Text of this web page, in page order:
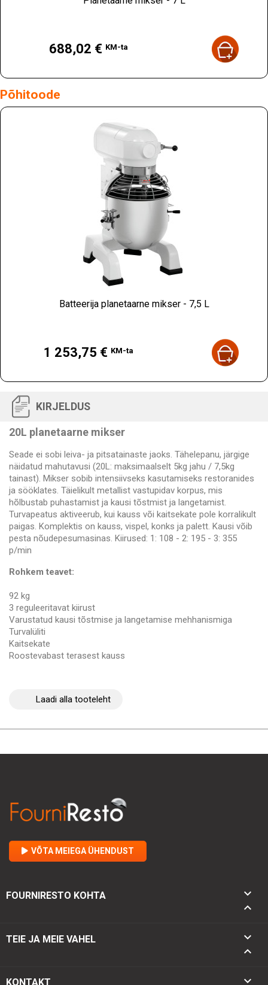
688,02 € KM-ta
Põhitoode
Batteerija planetaarne mikser - 7,5 L
1 253,75 € KM-ta
KIRJELDUS
20L planetaarne mikser
Seade ei sobi leiva- ja pitsatainaste jaoks. Tähelepanu, järgige
näidatud mahutavusi (20L: maksimaalselt 5kg jahu / 7,5kg
tainast). Mikser sobib intensiivseks kasutamiseks restoranides
ja sööklates. Täielikult metallist vastupidav korpus, mis
hõlbustab puhastamist ja kausi tõstmist ja langetamist.
Turvapeatus aktiveerub, kui kauss või kaitsekate pole korralikult
paigas. Komplektis on kauss, vispel, konks ja palett. Kausi võib
pesta nõudepesumasinas. Kiirused: 1: 108 - 2: 195 - 3: 355
p/min
Rohkem teavet:
92 kg
3 reguleeritavat kiirust
Varustatud kausi tõstmise ja langetamise mehhanismiga
Turvalüliti
Kaitsekate
Roostevabast terasest kauss
Laadi alla tooteleht
VÕTA MEIEGA ÜHENDUST
FOURNIRESTO KOHTA


TEIE JA MEIE VAHEL


KONTAKT keyboard_arrow_down